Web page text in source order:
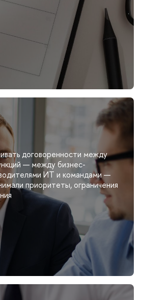
договоренности между
— между бизнес-
ИТ и командами —
приоритеты, ограничения